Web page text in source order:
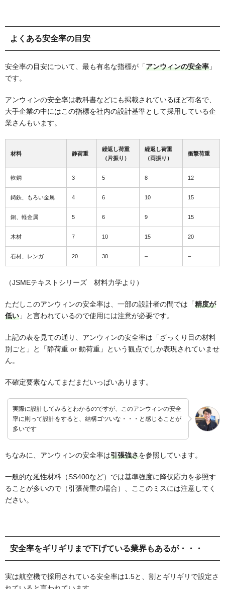
よくある安全率の目安
安全率の目安について、最も有名な指標が「アンウィンの安全率 」
です。
アンウィンの安全率は教科書などにも掲載されているほど有名で、
大手企業の中にはこの指標を社内の設計基準として採用している企
業さんもいます。
材料 静荷重
繰返し荷重
（片振り）
繰返し荷重
（両振り）
衝撃荷重
軟鋼 3 5 8 12
鋳鉄、もろい金属 4 6 10 15
銅、軽金属 5 6 9 15
木材 7 10 15 20
石材、レンガ 20 30 – –
（JSMEテキストシリーズ 材料力学より）
ただしこのアンウィンの安全率は、一部の設計者の間では「精度が
低い 」と言われているので使用には注意が必要です。
上記の表を見ての通り、アンウィンの安全率は「ざっくり目の材料
別ごと」と「静荷重 or 動荷重」という観点でしか表現されていませ
ん。
不確定要素なんてまだまだいっぱいあります。
実際に設計してみるとわかるのですが、このアンウィンの安全
率に則って設計をすると、結構ゴツいな・・・と感じることが
多いです
ちなみに、アンウィンの安全率は引張強さを参照しています。
一般的な延性材料（SS400など）では基準強度に降伏応力を参照す
ることが多いので（引張荷重の場合）、ここのミスには注意してく
ださい。
安全率をギリギリまで下げている業界もあるが・・・
実は航空機で採用されている安全率は1.5と、割とギリギリで設定さ